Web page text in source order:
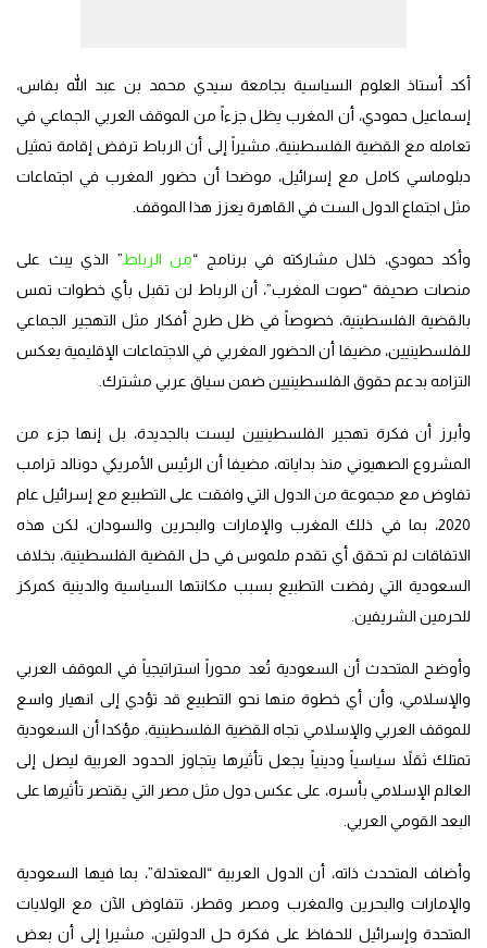
أكد أستاذ العلوم السياسية بجامعة سيدي محمد بن عبد الله بفاس،
إسماعيل حمودي، أن المغرب يظل جزءاً من الموقف العربي الجماعي في
تعامله مع القضية الفلسطينية، مشيراً إلى أن الرباط ترفض إقامة تمثيل
دبلوماسي كامل مع إسرائيل، موضحا أن حضور المغرب في اجتماعات
مثل اجتماع الدول الست في القاهرة يعزز هذا الموقف.
وأكد حمودي، خلال مشاركته في برنامج “من الرباط” الذي يبث على
منصات صحيفة “صوت المغرب”، أن الرباط لن تقبل بأي خطوات تمس
بالقضية الفلسطينية، خصوصاً في ظل طرح أفكار مثل التهجير الجماعي
للفلسطينيين، مضيفا أن الحضور المغربي في الاجتماعات الإقليمية يعكس
التزامه بدعم حقوق الفلسطينيين ضمن سياق عربي مشترك.
وأبرز أن فكرة تهجير الفلسطينيين ليست بالجديدة، بل إنها جزء من
المشروع الصهيوني منذ بداياته، مضيفا أن الرئيس الأمريكي دونالد ترامب
تفاوض مع مجموعة من الدول التي وافقت على التطبيع مع إسرائيل عام
2020، بما في ذلك المغرب والإمارات والبحرين والسودان، لكن هذه
الاتفاقات لم تحقق أي تقدم ملموس في حل القضية الفلسطينية، بخلاف
السعودية التي رفضت التطبيع بسبب مكانتها السياسية والدينية كمركز
للحرمين الشريفين.
وأوضح المتحدث أن السعودية تُعد محوراً استراتيجياً في الموقف العربي
والإسلامي، وأن أي خطوة منها نحو التطبيع قد تؤدي إلى انهيار واسع
للموقف العربي والإسلامي تجاه القضية الفلسطينية، مؤكدا أن السعودية
تمتلك ثقلاً سياسياً ودينياً يجعل تأثيرها يتجاوز الحدود العربية ليصل إلى
العالم الإسلامي بأسره، على عكس دول مثل مصر التي يقتصر تأثيرها على
البعد القومي العربي.
وأضاف المتحدث ذاته، أن الدول العربية “المعتدلة”، بما فيها السعودية
والإمارات والبحرين والمغرب ومصر وقطر، تتفاوض الآن مع الولايات
المتحدة وإسرائيل للحفاظ على فكرة حل الدولتين، مشيرا إلى أن بعض